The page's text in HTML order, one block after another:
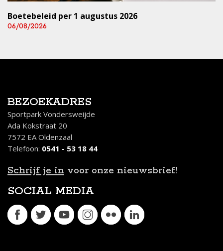
Boetebeleid per 1 augustus 2026
06/08/2026
BEZOEKADRES
Sportpark Vondersweijde
Ada Kokstraat 20
7572 EA Oldenzaal
Telefoon: 0541 - 53 18 44
Schrijf je in voor onze nieuwsbrief!
SOCIAL MEDIA